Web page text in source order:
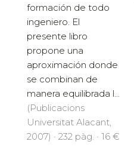
formación de todo
ingeniero. El
presente libro
propone una
aproximación donde
se combinan de
manera equilibrada l...
(Publicacions
Universitat Alacant,
2007) · 232 pàg. · 16 €